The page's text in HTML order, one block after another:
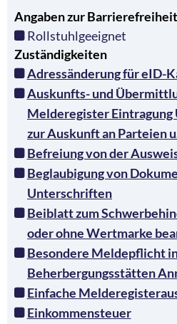
Angaben zur Barrierefreiheit
Rollstuhlgeeignet
Zuständigkeiten
Adressänderung für eID-
Auskunfts- und
Melderegister
zur Auskunft an Parteien
Befreiung von der
Beglaubigung von
Unterschriften
Beiblatt zum
oder ohne Wertmarke
Besondere Meldepflicht
Beherbergungsstätten
Einfache
Einkommensteuer